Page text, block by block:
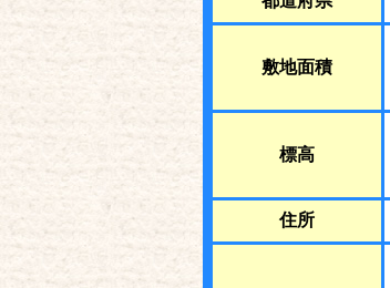
敷地面積
標高
住所